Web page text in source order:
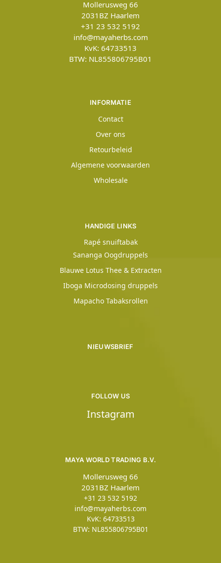
Mollerusweg 66
2031BZ Haarlem
+31 23 532 5192
info@mayaherbs.com
KvK: 64733513
BTW: NL855806795B01
INFORMATIE
Contact
Over ons
Retourbeleid
Algemene voorwaarden
Wholesale
HANDIGE LINKS
Rapé snuiftabak
Sananga Oogdruppels
Blauwe Lotus Thee & Extracten
Iboga Microdosing druppels
Mapacho Tabaksrollen
MAYA WORLD TRADING B.V.
Mollerusweg 66
2031BZ Haarlem
+31 23 532 5192
info@mayaherbs.com
KvK: 64733513
BTW: NL855806795B01
NIEUWSBRIEF
FOLLOW US
Instagram